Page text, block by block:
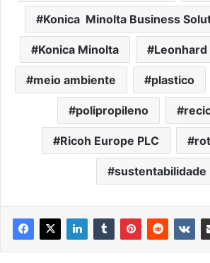
Konica Minolta Business
Konica Minolta
meio ambiente plastico
polipropileno
Ricoh Europe PLC
sustentabilidade